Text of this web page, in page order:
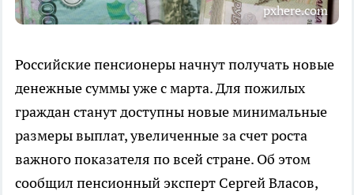
pxhere.com
Российские пенсионеры начнут получать новые
денежные суммы уже с марта. Для пожилых
граждан станут доступны новые минимальные
размеры выплат, увеличенные за счет роста
важного показателя по всей стране. Об этом
сообщил пенсионный эксперт Сергей Власов,